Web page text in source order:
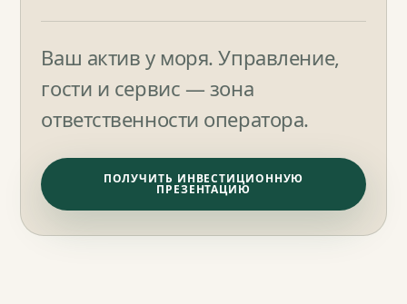
Ваш актив у моря. Управление,
гости и сервис — зона
ответственности оператора.
ПОЛУЧИТЬ ИНВЕСТИЦИОННУЮ
ПРЕЗЕНТАЦИЮ